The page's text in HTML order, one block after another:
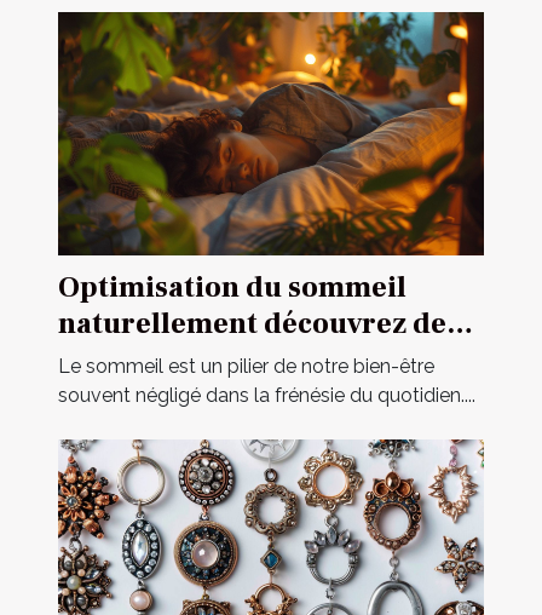
Optimisation du sommeil
naturellement découvrez des
techniques méconnues pour
améliorer la qualité de vos
nuits
Le sommeil est un pilier de notre bien-être
souvent négligé dans la frénésie du quotidien....